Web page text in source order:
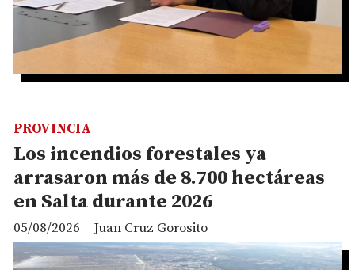
Los incendios forestales ya
arrasaron más de 8.700 hectáreas
en Salta durante 2026
Juan Cruz Gorosito
PROVINCIA
05/08/2026